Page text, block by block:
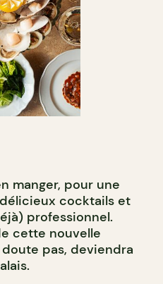
manger, pour une
cocktails et
professionnel.
cette nouvelle
doute pas, deviendra